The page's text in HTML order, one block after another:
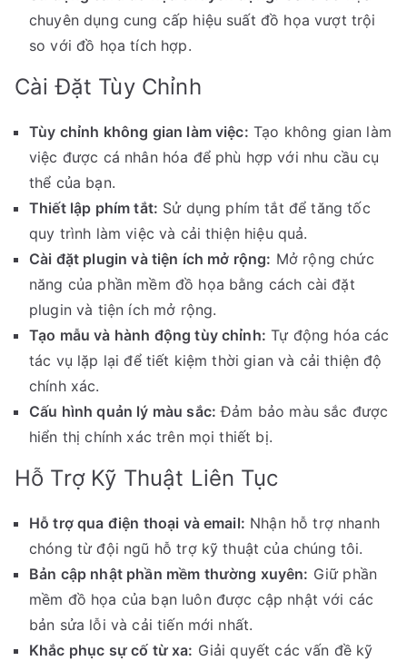
chuyên dụng cung cấp hiệu suất đồ họa vượt trội
so với đồ họa tích hợp.
Cài Đặt Tùy Chỉnh
Tùy chỉnh không gian làm việc: Tạo không gian làm
việc được cá nhân hóa để phù hợp với nhu cầu cụ
thể của bạn.
Thiết lập phím tắt: Sử dụng phím tắt để tăng tốc
quy trình làm việc và cải thiện hiệu quả.
Cài đặt plugin và tiện ích mở rộng: Mở rộng chức
năng của phần mềm đồ họa bằng cách cài đặt
plugin và tiện ích mở rộng.
Tạo mẫu và hành động tùy chỉnh: Tự động hóa các
tác vụ lặp lại để tiết kiệm thời gian và cải thiện độ
chính xác.
Cấu hình quản lý màu sắc: Đảm bảo màu sắc được
hiển thị chính xác trên mọi thiết bị.
Hỗ Trợ Kỹ Thuật Liên Tục
Hỗ trợ qua điện thoại và email: Nhận hỗ trợ nhanh
chóng từ đội ngũ hỗ trợ kỹ thuật của chúng tôi.
Bản cập nhật phần mềm thường xuyên: Giữ phần
mềm đồ họa của bạn luôn được cập nhật với các
bản sửa lỗi và cải tiến mới nhất.
Khắc phục sự cố từ xa: Giải quyết các vấn đề kỹ